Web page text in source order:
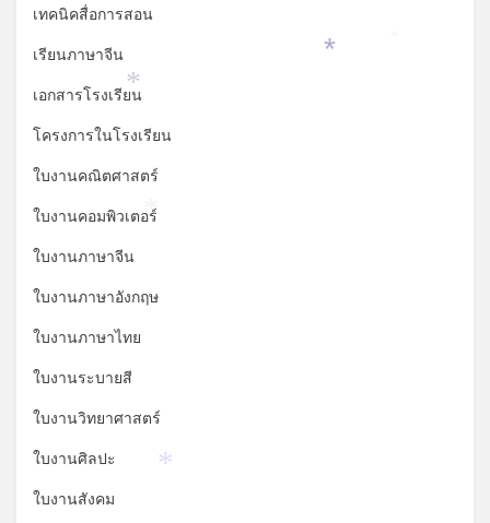
เทคนิคสื่อการสอน
เรียนภาษาจีน
เอกสารโรงเรียน
โครงการในโรงเรียน
ใบงานคณิตศาสตร์
ใบงานคอมพิวเตอร์
ใบงานภาษาจีน
ใบงานภาษาอังกฤษ
ใบงานภาษาไทย
ใบงานระบายสี
ใบงานวิทยาศาสตร์
ใบงานศิลปะ
ใบงานสังคม
*
*